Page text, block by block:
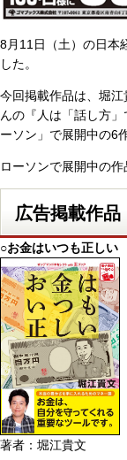
8月11日（土）の日本
した。
今回掲載作品は、堀
んの『人は「話し方
ーソン」で展開中の6
ローソンで展開中の作
広告掲載作品
○お金はいつも正しい
著者：堀江貴文